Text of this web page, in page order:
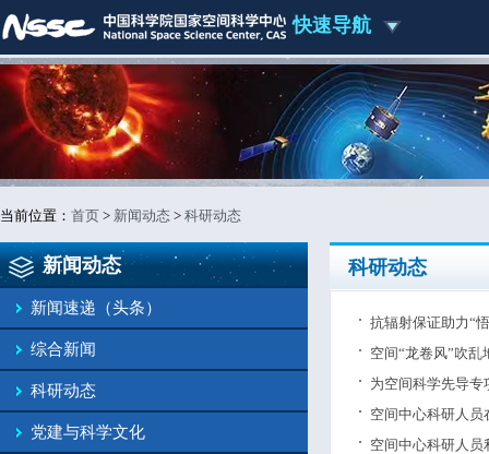
快速导航
当前位置： 首页 > 新闻动态 > 科研动态
新闻动态
新闻速递（头条）
综合新闻
科研动态
党建与科学文化
科研动态
抗辐射保证助力“
空间“龙卷风”吹
为空间科学先导
空间中心科研人
空间中心科研人